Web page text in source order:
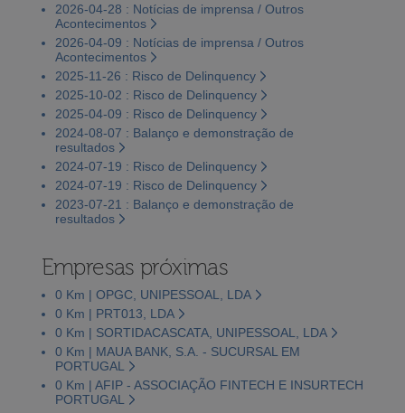
2026-04-28 : Notícias de imprensa / Outros
Acontecimentos
2026-04-09 : Notícias de imprensa / Outros
Acontecimentos
2025-11-26 : Risco de Delinquency
2025-10-02 : Risco de Delinquency
2025-04-09 : Risco de Delinquency
2024-08-07 : Balanço e demonstração de
resultados
2024-07-19 : Risco de Delinquency
2024-07-19 : Risco de Delinquency
2023-07-21 : Balanço e demonstração de
resultados
Empresas próximas
0 Km | OPGC, UNIPESSOAL, LDA
0 Km | PRT013, LDA
0 Km | SORTIDACASCATA, UNIPESSOAL, LDA
0 Km | MAUA BANK, S.A. - SUCURSAL EM
PORTUGAL
0 Km | AFIP - ASSOCIAÇÃO FINTECH E INSURTECH
PORTUGAL